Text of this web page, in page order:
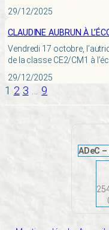
29/12/2025
CLAUDINE AUBRUN À
Vendredi 17 octobre,
de la classe CE2/CM1 à
29/12/2025
1 2 3 … 9
ADeC